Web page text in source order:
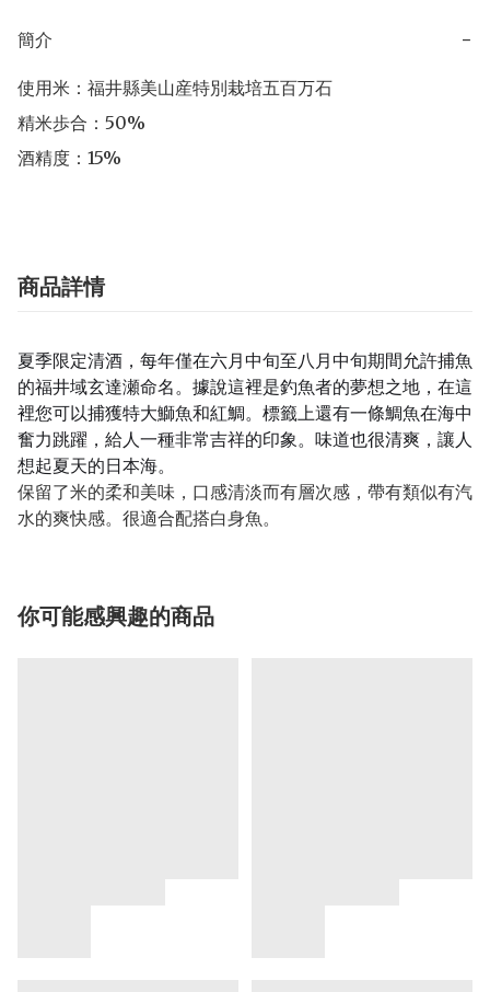
簡介 −
使用米：福井縣美山産特別栽培五百万石
精米歩合：50%
酒精度：15%
商品詳情
夏季限定清酒，每年僅在六月中旬至八月中旬期間允許捕魚
的福井域玄達瀬命名。據說這裡是釣魚者的夢想之地，在這
裡您可以捕獲特大​​鰤魚和紅鯛。標籤上還有一條鯛魚在海中
奮力跳躍，給人一種非常吉祥的印象。味道也很清爽，讓人
想起夏天的日本海。
保留了米的柔和美味，口感清淡而有層次感，帶有類似有汽
水的爽快感。很適合配搭白身魚。
你可能感興趣的商品